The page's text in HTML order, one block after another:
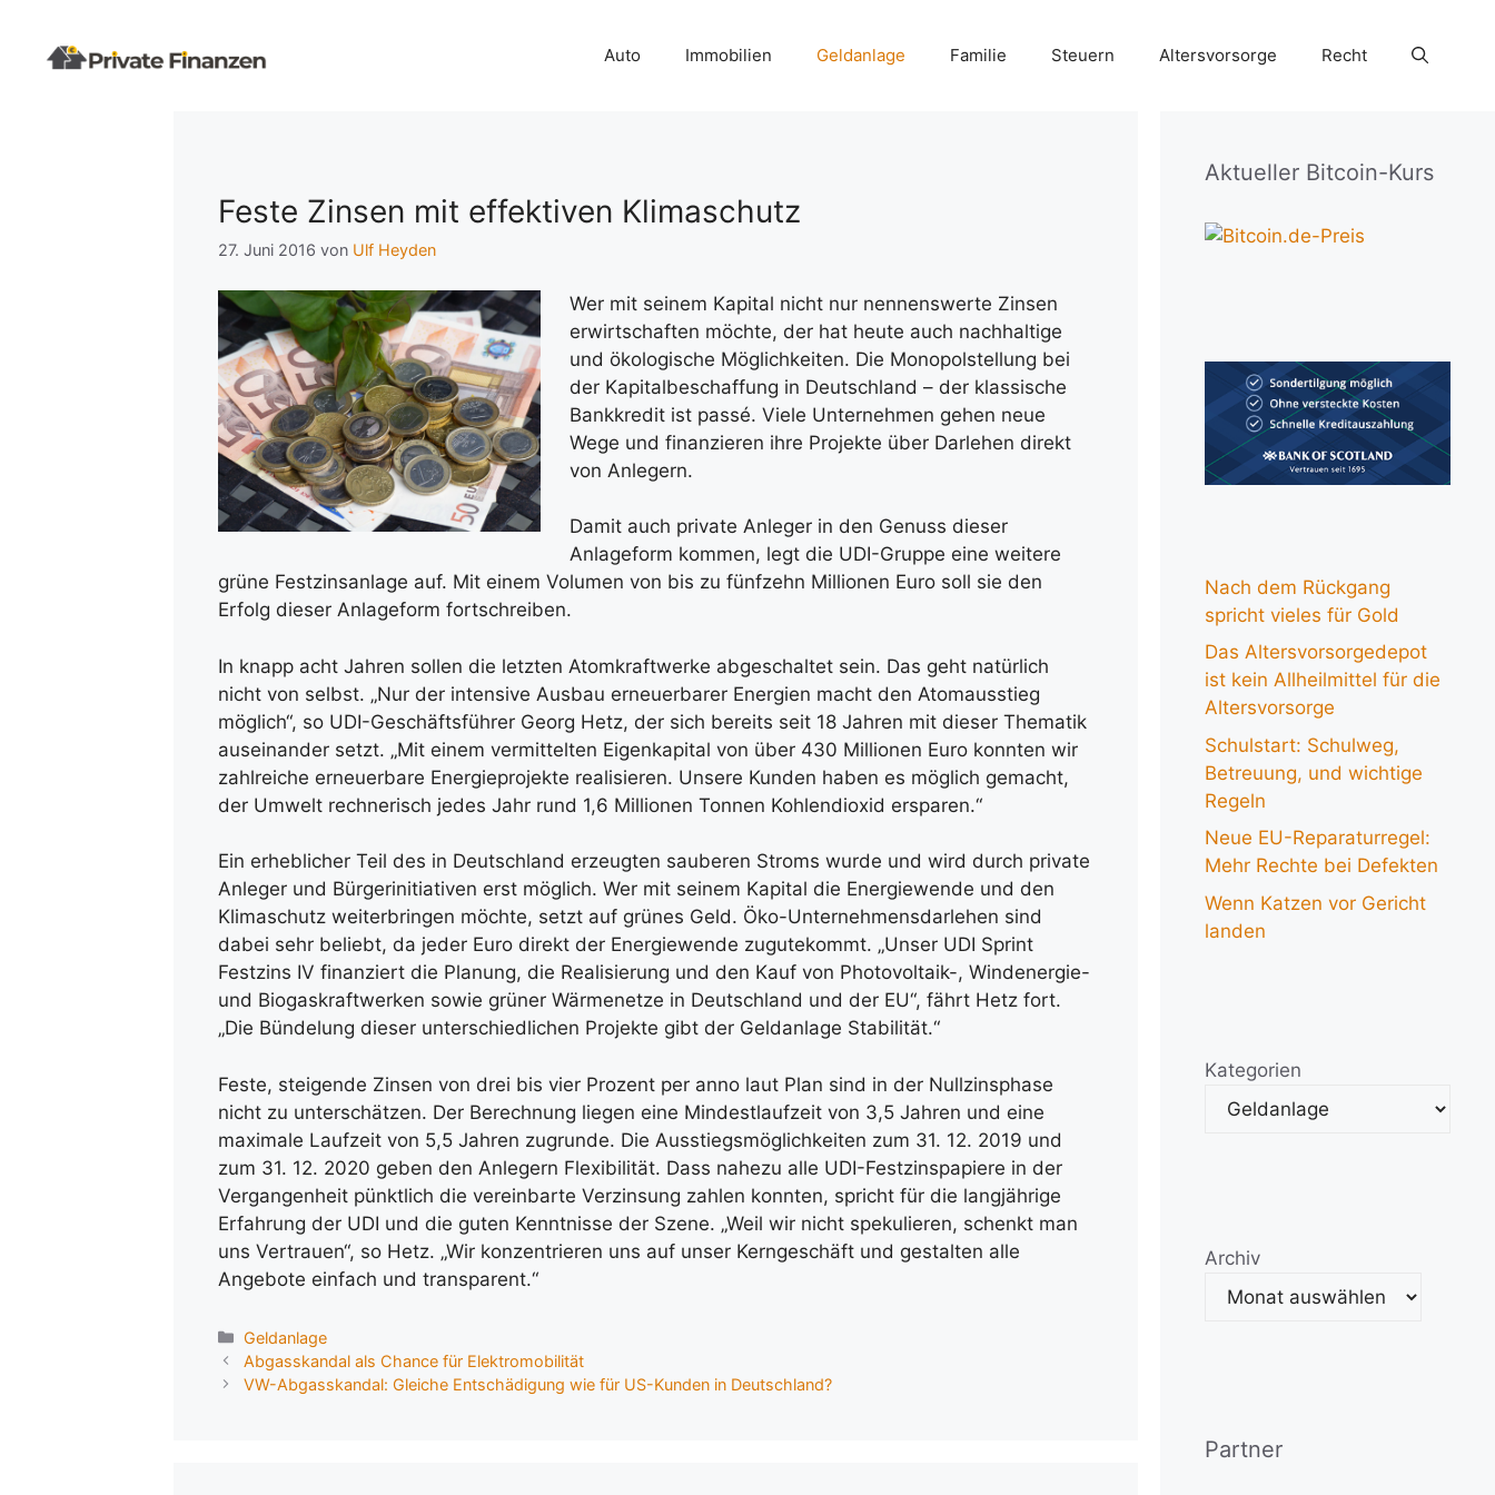
springen
Auto Immobilien Geldanlage Familie Steuern Altersvorsorge Recht
Feste Zinsen mit effektiven Klimaschutz
27. Juni 2016 von Ulf Heyden
Wer mit seinem Kapital nicht nur nennenswerte Zinsen
erwirtschaften möchte, der hat heute auch nachhaltige
und ökologische Möglichkeiten. Die Monopolstellung bei
der Kapitalbeschaffung in Deutschland – der klassische
Bankkredit ist passé. Viele Unternehmen gehen neue
Wege und finanzieren ihre Projekte über Darlehen direkt
von Anlegern.
Damit auch private Anleger in den Genuss dieser
Anlageform kommen, legt die UDI-Gruppe eine weitere
grüne Festzinsanlage auf. Mit einem Volumen von bis zu fünfzehn Millionen Euro soll sie den
Erfolg dieser Anlageform fortschreiben.
In knapp acht Jahren sollen die letzten Atomkraftwerke abgeschaltet sein. Das geht natürlich
nicht von selbst. „Nur der intensive Ausbau erneuerbarer Energien macht den Atomausstieg
möglich“, so UDI-Geschäftsführer Georg Hetz, der sich bereits seit 18 Jahren mit dieser Thematik
auseinander setzt. „Mit einem vermittelten Eigenkapital von über 430 Millionen Euro konnten wir
zahlreiche erneuerbare Energieprojekte realisieren. Unsere Kunden haben es möglich gemacht,
der Umwelt rechnerisch jedes Jahr rund 1,6 Millionen Tonnen Kohlendioxid ersparen.“
Ein erheblicher Teil des in Deutschland erzeugten sauberen Stroms wurde und wird durch private
Anleger und Bürgerinitiativen erst möglich. Wer mit seinem Kapital die Energiewende und den
Klimaschutz weiterbringen möchte, setzt auf grünes Geld. Öko-Unternehmensdarlehen sind
dabei sehr beliebt, da jeder Euro direkt der Energiewende zugutekommt. „Unser UDI Sprint
Festzins IV finanziert die Planung, die Realisierung und den Kauf von Photovoltaik-, Windenergie-
und Biogaskraftwerken sowie grüner Wärmenetze in Deutschland und der EU“, fährt Hetz fort.
„Die Bündelung dieser unterschiedlichen Projekte gibt der Geldanlage Stabilität.“
Feste, steigende Zinsen von drei bis vier Prozent per anno laut Plan sind in der Nullzinsphase
nicht zu unterschätzen. Der Berechnung liegen eine Mindestlaufzeit von 3,5 Jahren und eine
maximale Laufzeit von 5,5 Jahren zugrunde. Die Ausstiegsmöglichkeiten zum 31. 12. 2019 und
zum 31. 12. 2020 geben den Anlegern Flexibilität. Dass nahezu alle UDI-Festzinspapiere in der
Vergangenheit pünktlich die vereinbarte Verzinsung zahlen konnten, spricht für die langjährige
Erfahrung der UDI und die guten Kenntnisse der Szene. „Weil wir nicht spekulieren, schenkt man
uns Vertrauen“, so Hetz. „Wir konzentrieren uns auf unser Kerngeschäft und gestalten alle
Angebote einfach und transparent.“
Kategorien
Geldanlage
Abgasskandal als Chance für Elektromobilität
VW-Abgasskandal: Gleiche Entschädigung wie für US-Kunden in Deutschland?
Aktueller Bitcoin-Kurs
Nach dem Rückgang
spricht vieles für Gold
Das Altersvorsorgedepot
ist kein Allheilmittel für die
Altersvorsorge
Schulstart: Schulweg,
Betreuung, und wichtige
Regeln
Neue EU-Reparaturregel:
Mehr Rechte bei Defekten
Wenn Katzen vor Gericht
landen
Kategorien
Archiv
Partner